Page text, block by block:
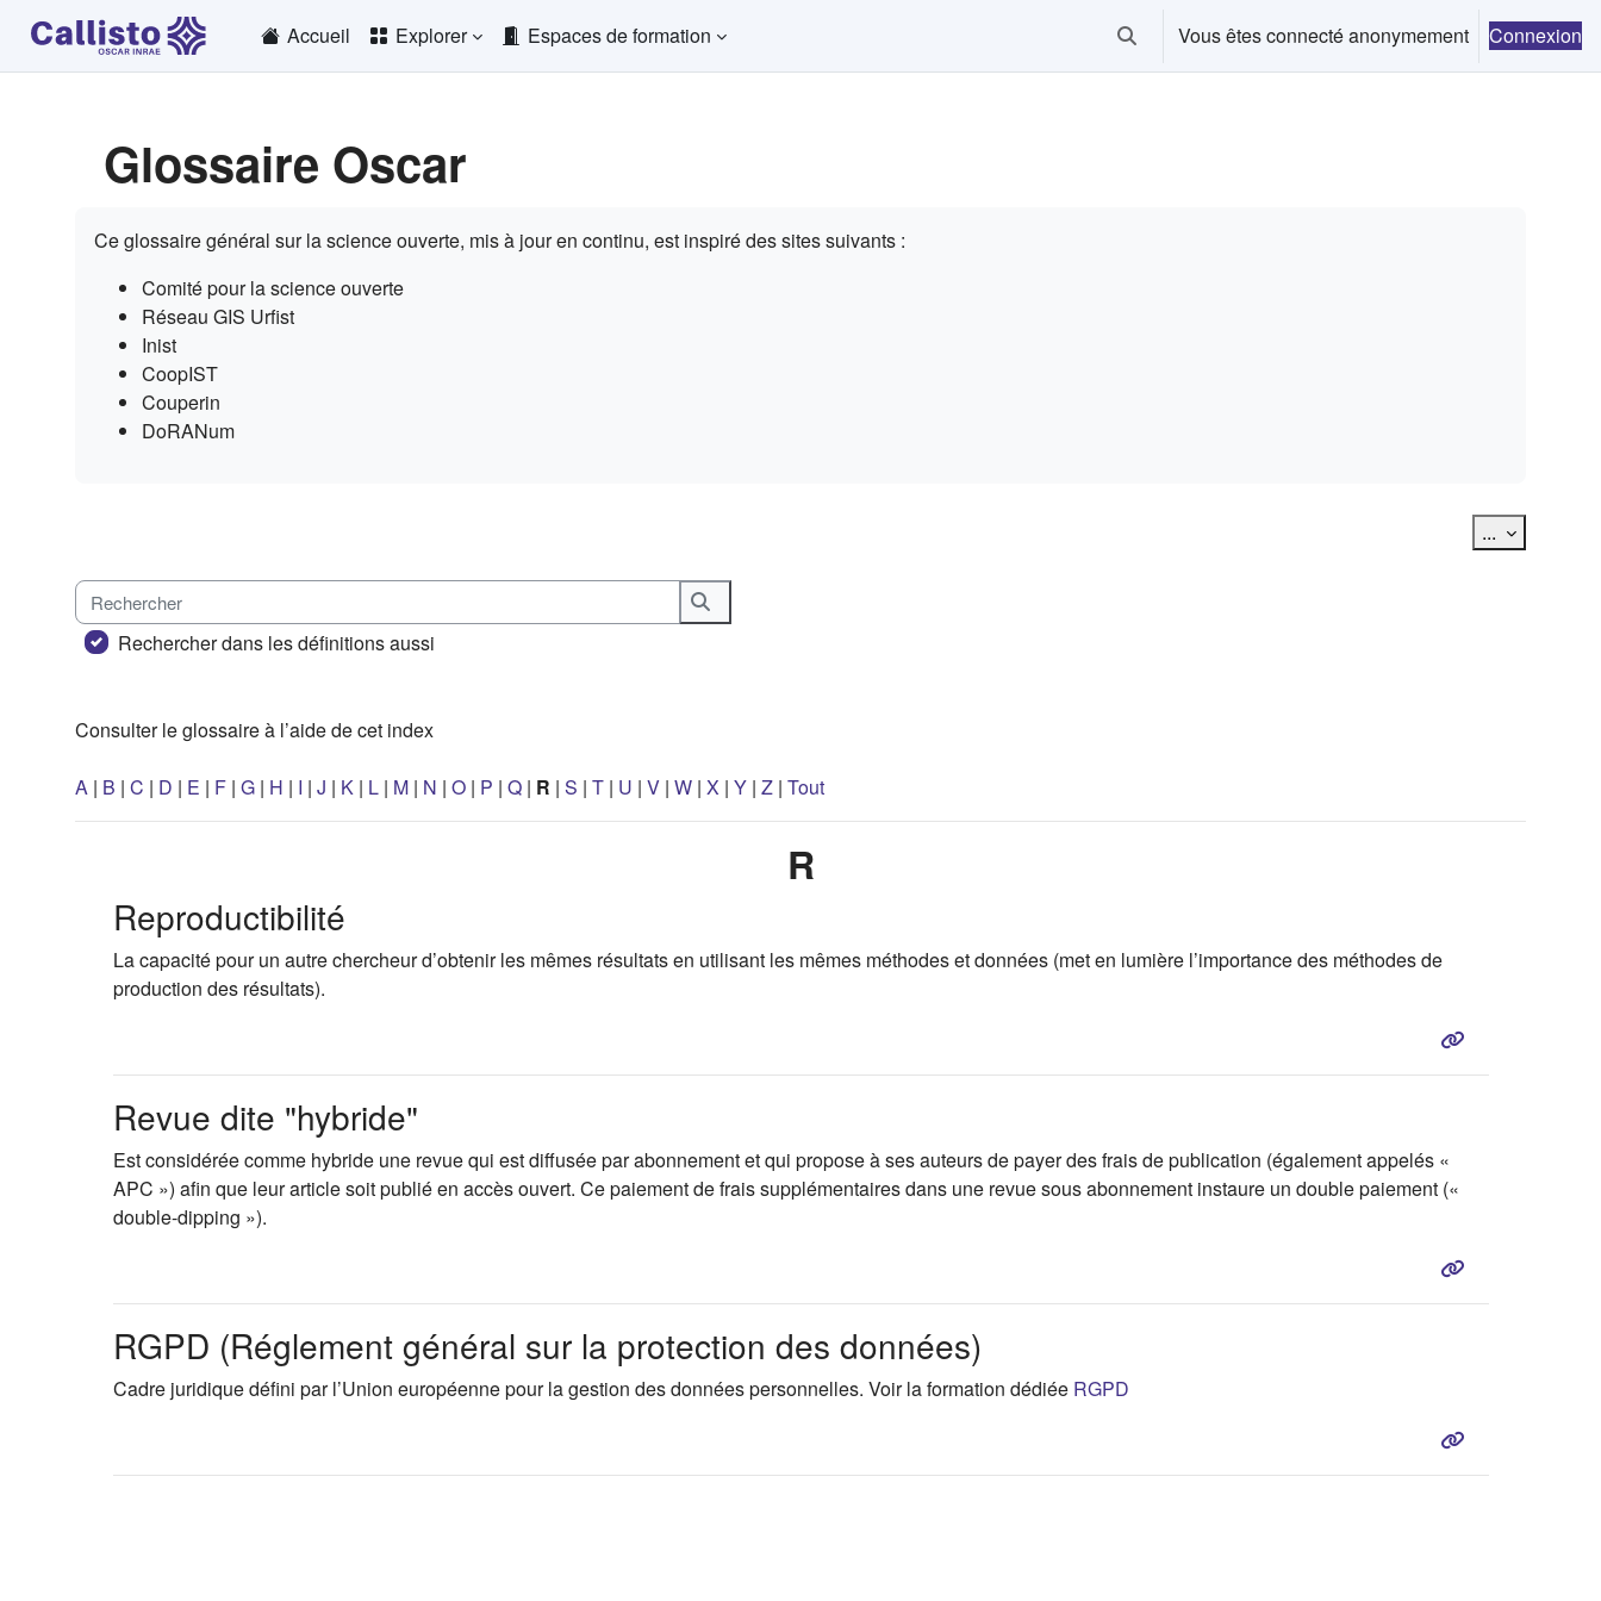
Passer au contenu principal
Accueil
Explorer Espaces de formation Activer/désactiver la saisie de recherche
Vous êtes connecté anonymement Connexion
Glossaire Oscar
Ce glossaire général sur la science ouverte, mis à jour en continu, est inspiré des sites suivants :
Comité pour la science ouverte
Réseau GIS Urfist
Inist
CoopIST
Couperin
DoRANum
... Exporter
Rechercher
Rechercher
Rechercher dans les définitions aussi
Consulter le glossaire à l’aide de cet index
A | B | C | D | E | F | G | H | I | J | K | L | M | N | O | P | Q | R | S | T | U | V | W | X | Y | Z | Tout
R
Reproductibilité
La capacité pour un autre chercheur d’obtenir les mêmes résultats en utilisant les mêmes méthodes et données (met en lumière l’importance des méthodes de
production des résultats).
Revue dite "hybride"
Est considérée comme hybride une revue qui est diffusée par abonnement et qui propose à ses auteurs de payer des frais de publication (également appelés «
APC ») afin que leur article soit publié en accès ouvert. Ce paiement de frais supplémentaires dans une revue sous abonnement instaure un double paiement («
double-dipping »).
RGPD (Réglement général sur la protection des données)
Cadre juridique défini par l’Union européenne pour la gestion des données personnelles. Voir la formation dédiée RGPD(s'ouvre dans un nouvel onglet)